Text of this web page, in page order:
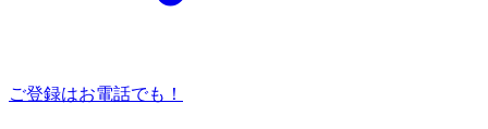
ご登録はお電話でも！